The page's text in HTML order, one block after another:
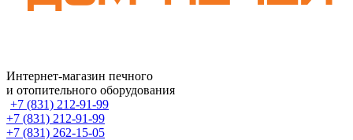
Интернет-магазин печного
и отопительного оборудования
+7 (831) 212-91-99
+7 (831) 212-91-99
+7 (831) 262-15-05